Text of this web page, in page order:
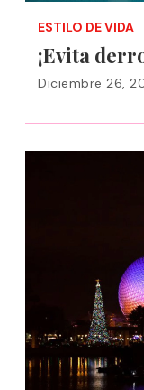
ESTILO DE VIDA
¡Evita
Diciembre 26,